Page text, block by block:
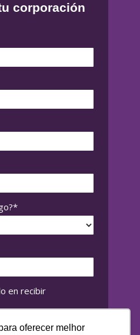
oferecer melhor
corporación
en recibir
estoy de acuerdo